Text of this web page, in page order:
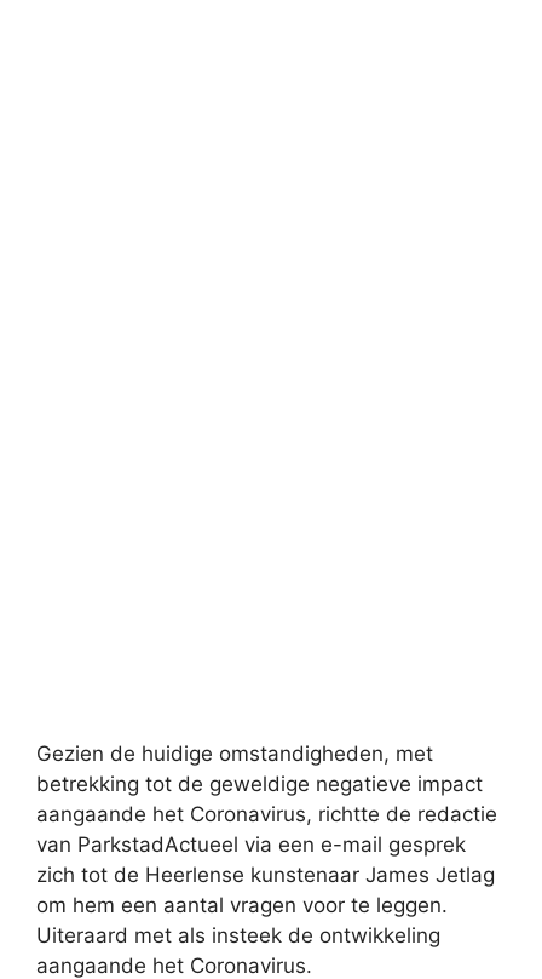
Gezien de huidige omstandigheden, met
betrekking tot de geweldige negatieve impact
aangaande het Coronavirus, richtte de redactie
van ParkstadActueel via een e-mail gesprek
zich tot de Heerlense kunstenaar James Jetlag
om hem een aantal vragen voor te leggen.
Uiteraard met als insteek de ontwikkeling
aangaande het Coronavirus.